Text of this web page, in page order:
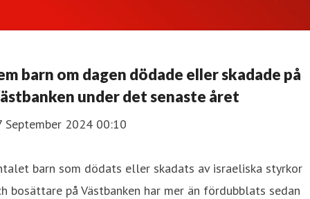
barn om dagen dödade eller skadade på
under det senaste året
September 2024 00:10
barn som dödats eller skadats av israeliska styrkor
bosättare på Västbanken har mer än fördubblats sedan